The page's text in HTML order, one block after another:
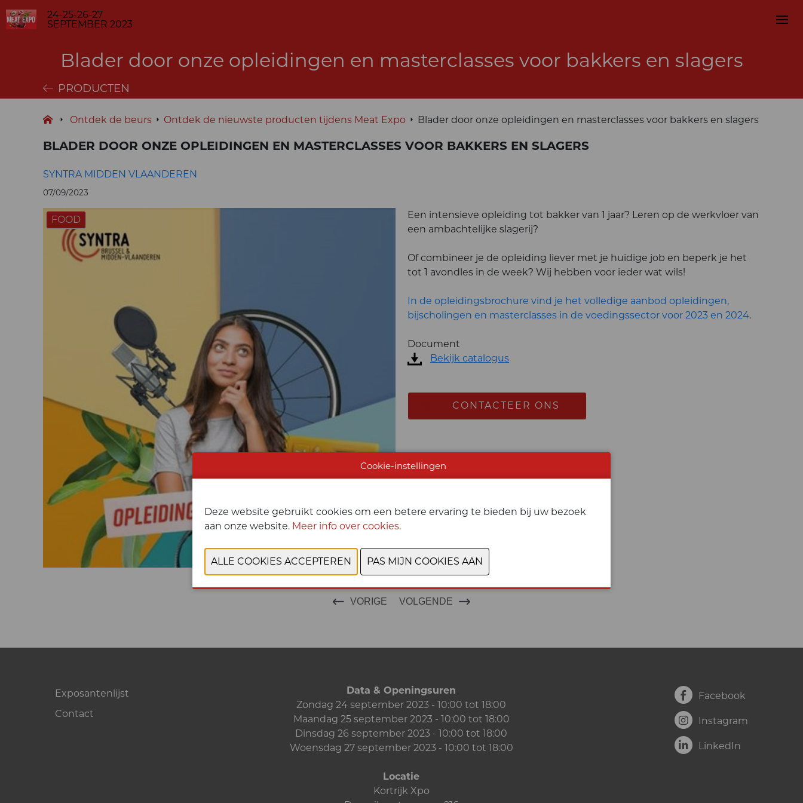
24-25-26-27
SEPTEMBER 2023
Blader door onze opleidingen en masterclasses voor bakkers en slagers
PRODUCTEN
Ontdek de beurs Ontdek de nieuwste producten tijdens Meat Expo Blader door onze opleidingen en masterclasses voor bakkers en slagers
BLADER DOOR ONZE OPLEIDINGEN EN MASTERCLASSES VOOR BAKKERS EN SLAGERS
FOOD
SYNTRA MIDDEN VLAANDEREN
07/09/2023
Een intensieve opleiding tot bakker van 1 jaar? Leren op de werkvloer van
een ambachtelijke slagerij?
Of combineer je de opleiding liever met je huidige job en beperk je het
tot 1 avondles in de week? Wij hebben voor ieder wat wils!
In de opleidingsbrochure vind je het volledige aanbod opleidingen,
bijscholingen en masterclasses in de voedingssector voor 2023 en 2024.
Document
Bekijk catalogus
CONTACTEER ONS
VORIGE VOLGENDE
Exposantenlijst
Contact
Data & Openingsuren
Zondag 24 september 2023 - 10:00 tot 18:00
Maandag 25 september 2023 - 10:00 tot 18:00
Dinsdag 26 september 2023 - 10:00 tot 18:00
Woensdag 27 september 2023 - 10:00 tot 18:00
Locatie
Kortrijk Xpo
Facebook
Instagram
LinkedIn
Cookie-instellingen
Deze website gebruikt cookies om een betere ervaring te bieden bij uw bezoek
aan onze website. Meer info over cookies.